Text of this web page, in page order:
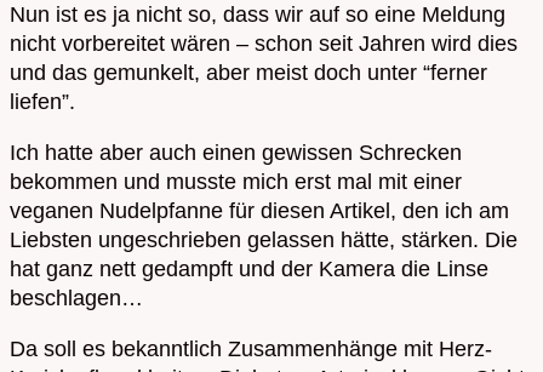
Nun ist es ja nicht so, dass wir auf so eine Meldung
nicht vorbereitet wären – schon seit Jahren wird dies
und das gemunkelt, aber meist doch unter “ferner
liefen”.
Ich hatte aber auch einen gewissen Schrecken
bekommen und musste mich erst mal mit einer
veganen Nudelpfanne für diesen Artikel, den ich am
Liebsten ungeschrieben gelassen hätte, stärken. Die
hat ganz nett gedampft und der Kamera die Linse
beschlagen…
Da soll es bekanntlich Zusammenhänge mit Herz-